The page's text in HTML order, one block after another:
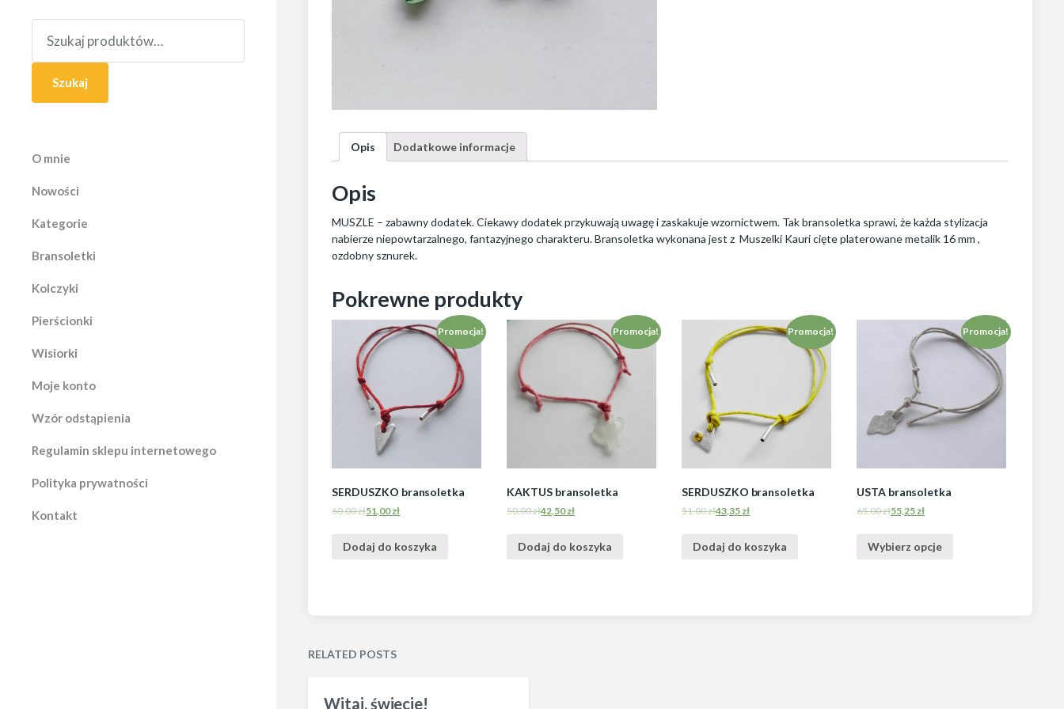
S
k
:
Szukaj
O mnie
Nowości
Kategorie
Bransoletki
Kolczyki
Pierścionki
Wisiorki
Moje konto
Wzór odstąpienia
Regulamin sklepu internetowego
Polityka prywatności
Kontakt
Opis Dodatkowe informacje
Opis
MUSZLE – zabawny dodatek. Ciekawy dodatek przykuwają uwagę i zaskakuje wzornictwem. Tak bransoletka sprawi, że każda stylizacja
nabierze niepowtarzalnego, fantazyjnego charakteru. Bransoletka wykonana jest z Muszelki Kauri cięte platerowane metalik 16 mm ,
ozdobny sznurek.
Pokrewne produkty
Promocja!
SERDUSZKO bransoletka
60,00zł51,00zł
Dodaj do koszyka
Promocja!
KAKTUS bransoletka
50,00zł42,50zł
Dodaj do koszyka
Promocja!
SERDUSZKO bransoletka
51,00zł43,35 zł
Dodaj do koszyka
Promocja!
USTA bransoletka
65,00zł55,25 zł
Wybierz opcje
RELATED POSTS
Witaj, świecie!